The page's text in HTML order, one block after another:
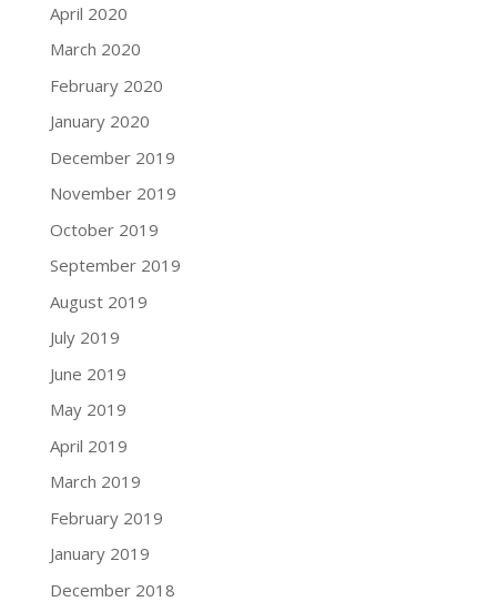
April 2020
March 2020
February 2020
January 2020
December 2019
November 2019
October 2019
September 2019
August 2019
July 2019
June 2019
May 2019
April 2019
March 2019
February 2019
January 2019
December 2018